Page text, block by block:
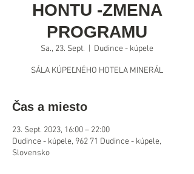
HONTU -ZMENA
PROGRAMU
Sa., 23. Sept. Dudince - kúpele
SÁLA KÚPEĽNÉHO HOTELA MINERÁL
Čas a miesto
23. Sept. 2023, 16:00 – 22:00
Dudince - kúpele, 962 71 Dudince - kúpele,
Slovensko